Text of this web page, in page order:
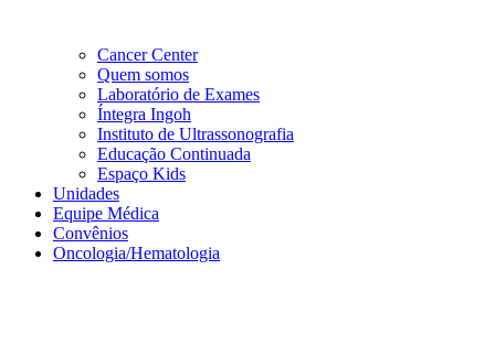
Cancer Center
Quem somos
Laboratório de Exames
Íntegra Ingoh
Instituto de Ultrassonografia
Educação Continuada
Espaço Kids
Unidades
Equipe Médica
Convênios
Oncologia/Hematologia